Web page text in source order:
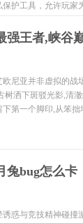
护工具，允许玩家
强王者,峡谷
欧尼亚并非虚拟的战
树洒下斑驳光影,清
下第一个脚印,从笨
兔bug怎么
诱惑与竞技精神碰撞